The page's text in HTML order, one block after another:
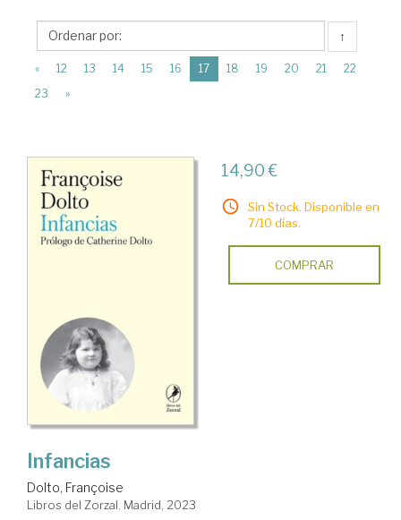
↑
« 12 13 14 15 16 17(current)
18 19 20 21
22
23
»
14,90 €
Sin Stock. Disponible en
7/10 días.
COMPRAR
Infancias
Dolto, Françoise
Libros del Zorzal. Madrid, 2023